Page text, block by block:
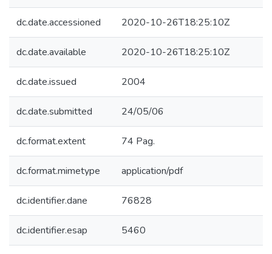
dc.date.accessioned 2020-10-26T18:25:10Z
dc.date.available 2020-10-26T18:25:10Z
dc.date.issued 2004
dc.date.submitted 24/05/06
dc.format.extent 74 Pag.
dc.format.mimetype application/pdf
dc.identifier.dane 76828
dc.identifier.esap 5460